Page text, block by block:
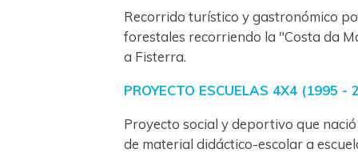
Recorrido turístico y gastronómico
forestales recorriendo la "Costa da
a Fisterra.
PROYECTO ESCUELAS 4X4 (1995 -
Proyecto social y deportivo que
de material didáctico-escolar a